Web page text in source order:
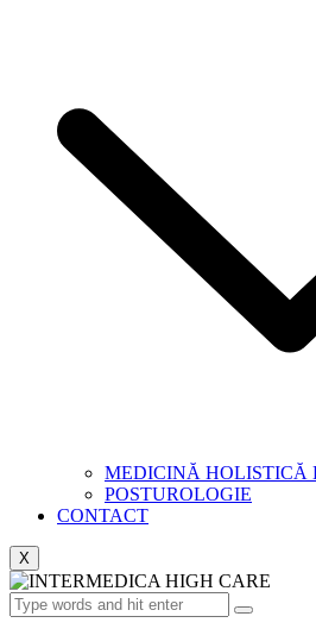
MEDICINĂ HOLISTICĂ
POSTUROLOGIE
CONTACT
X